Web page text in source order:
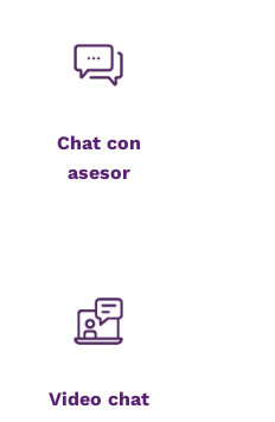
Chat con
asesor
Video chat